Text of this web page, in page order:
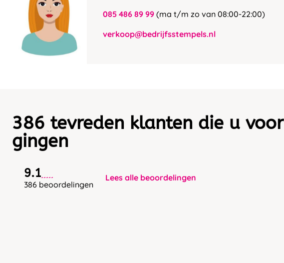
085 486 89 99 (ma t/m zo van 08:00-22:00)
verkoop@bedrijfsstempels.nl
386 tevreden klanten die u voor
gingen
9.1
386 beoordelingen
Lees alle beoordelingen